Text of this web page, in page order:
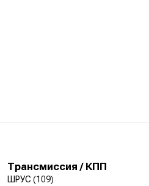
Трансмиссия / КПП
ШРУС (109)